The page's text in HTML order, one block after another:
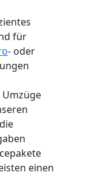
für
- oder
einen